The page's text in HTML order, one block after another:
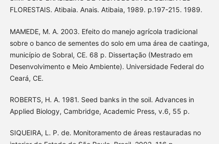
FLORESTAIS. Atibaia. Anais. Atibaia, 1989. p.197-215. 1989.
MAMEDE, M. A. 2003. Efeito do manejo agrícola tradicional
sobre o banco de sementes do solo em uma área de caatinga,
município de Sobral, CE. 68 p. Dissertação (Mestrado em
Desenvolvimento e Meio Ambiente). Universidade Federal do
Ceará, CE.
ROBERTS, H. A. 1981. Seed banks in the soil. Advances in
Applied Biology, Cambridge, Academic Press, v.6, 55 p.
SIQUEIRA, L. P. de. Monitoramento de áreas restauradas no